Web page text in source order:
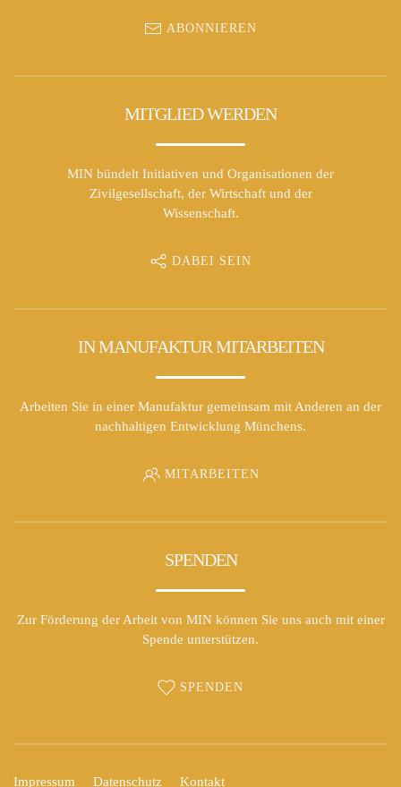
ABONNIEREN
MITGLIED WERDEN
MIN bündelt Initiativen und Organisationen der
Zivilgesellschaft, der Wirtschaft und der
Wissenschaft.
DABEI SEIN
IN MANUFAKTUR MITARBEITEN
Arbeiten Sie in einer Manufaktur gemeinsam mit Anderen an der
nachhaltigen Entwicklung Münchens.
MITARBEITEN
SPENDEN
Zur Förderung der Arbeit von MIN können Sie uns auch mit einer
Spende unterstützen.
SPENDEN
Impressum Datenschutz Kontakt